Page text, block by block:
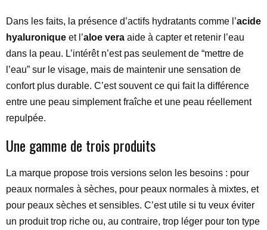
Dans les faits, la présence d’actifs hydratants comme l’acide
hyaluronique et l’aloe vera aide à capter et retenir l’eau
dans la peau. L’intérêt n’est pas seulement de “mettre de
l’eau” sur le visage, mais de maintenir une sensation de
confort plus durable. C’est souvent ce qui fait la différence
entre une peau simplement fraîche et une peau réellement
repulpée.
Une gamme de trois produits
La marque propose trois versions selon les besoins : pour
peaux normales à sèches, pour peaux normales à mixtes, et
pour peaux sèches et sensibles. C’est utile si tu veux éviter
un produit trop riche ou, au contraire, trop léger pour ton type